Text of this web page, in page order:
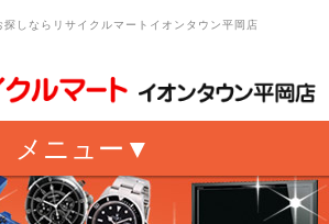
しならリサイクルマートイオンタウン平岡店